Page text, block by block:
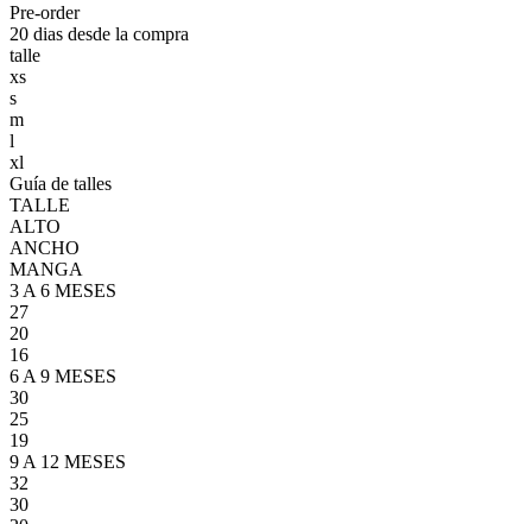
Pre-order
20 dias desde la compra
talle
xs
s
m
l
xl
Guía de talles
TALLE
ALTO
ANCHO
MANGA
3 A 6 MESES
27
20
16
6 A 9 MESES
30
25
19
9 A 12 MESES
32
30